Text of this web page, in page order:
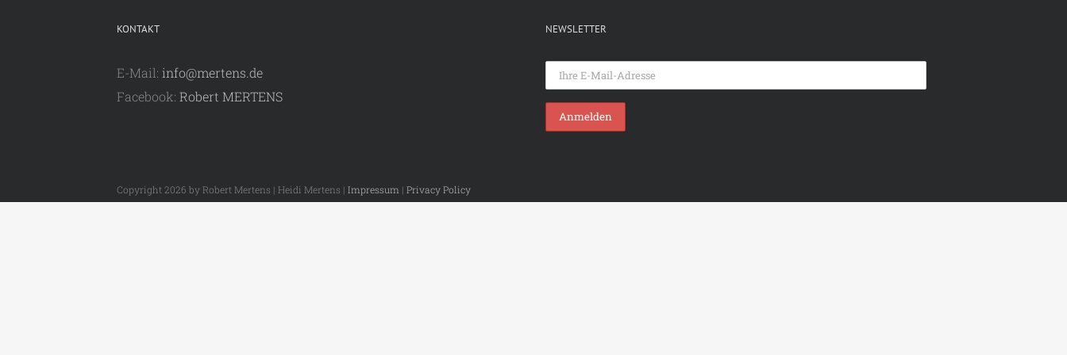
KONTAKT
E-Mail: info@mertens.de
Facebook: Robert MERTENS
NEWSLETTER
Copyright 2026 by Robert Mertens | Heidi Mertens | Impressum | Privacy Policy